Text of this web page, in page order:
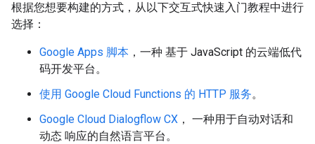
根据您想要构建的方式，从以下交互式快速入门教程中进行
选择：
Google Apps 脚本 ，一种 基于 JavaScript 的云端低代
码开发平台。
使用 Google Cloud Functions 的 HTTP 服务。
Google Cloud Dialogflow CX ， 一种用于自动对话和
动态 响应的自然语言平台。